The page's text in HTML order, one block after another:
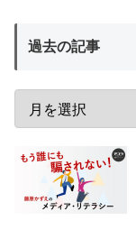
過去の記事